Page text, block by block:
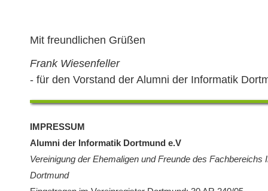
Mit freundlichen Grüßen
Frank Wiesenfeller
- für den Vorstand der Alumni der Informatik
IMPRESSUM
Alumni der Informatik Dortmund e.V
Vereinigung der Ehemaligen und Freunde des Fachbereichs
Dortmund